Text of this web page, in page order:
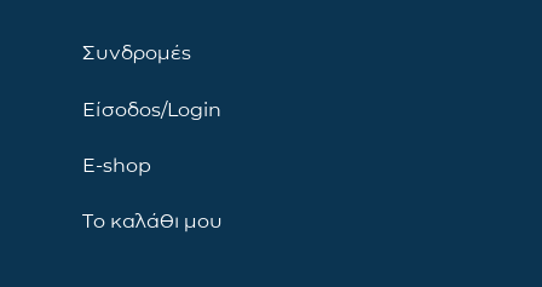
Συνδρομές
Είσοδος/Login
E-shop
Το καλάθι μου